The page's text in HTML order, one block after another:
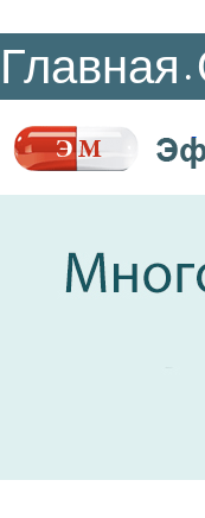
Главная •